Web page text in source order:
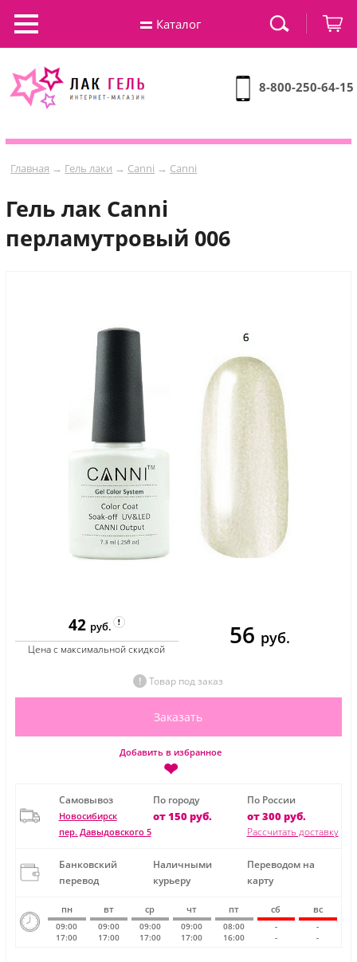
8-800-250-64-15
Главная → Гель лаки → Canni → Canni
Гель лак Сanni
перламутровый 006
42 руб.
Цена с максимальной скидкой 56 руб.
Товар под заказ
Заказать
Добавить в избранное
❤
Самовывоз
Новосибирск
пер. Давыдовского 5
По городу
от 150 руб.
По России
от 300 руб.
Рассчитать доставку
Банковский
перевод
Наличными
курьеру
Переводом на
карту
пн вт ср чт пт сб вс
09:00
17:00
09:00
17:00
09:00
17:00
09:00
17:00
08:00
16:00
-
-
-
-
Каталог